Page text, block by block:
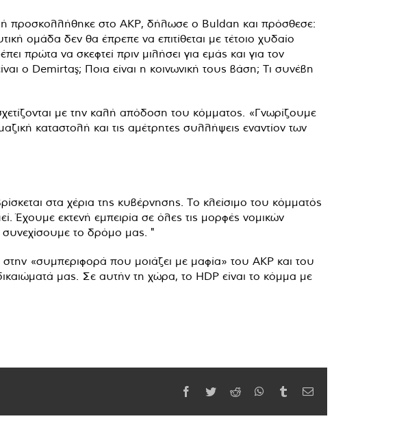
προσκολλήθηκε στο AKP, δήλωσε ο Buldan και πρόσθεσε:
ομάδα δεν θα έπρεπε να επιτίθεται με τέτοιο χυδαίο
πρώτα να σκεφτεί πριν μιλήσει για εμάς και για τον
ο Demirtaş; Ποια είναι η κοινωνική τους βάση; Τι συνέβη
με την καλή απόδοση του κόμματος. «Γνωρίζουμε
καταστολή και τις αμέτρητες συλλήψεις εναντίον των
στα χέρια της κυβέρνησης. Το κλείσιμο του κόμματός
Έχουμε εκτενή εμπειρία σε όλες τις μορφές νομικών
συνεχίσουμε το δρόμο μας. "
στην «συμπεριφορά που μοιάζει με μαφία» του AKP και του
μας. Σε αυτήν τη χώρα, το HDP είναι το κόμμα με
Facebook
TwitterReddit WhatsApp
TumblrEmail